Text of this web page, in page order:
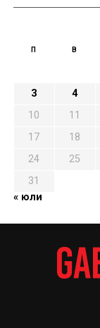
П В
3
4
10
11
17
18
24
25
31
« юли